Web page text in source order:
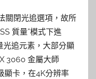
關閉光追選項，故所
質量”模式下進
追元素，大部分顯
3060 金屬大師
顯卡，在4K分辨率